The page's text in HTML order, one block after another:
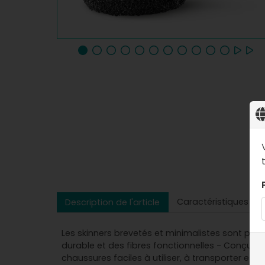
Description de l'article Caractéristiques
Les skinners brevetés et minimalistes sont
durable et des fibres fonctionnelles - Conçus
chaussures faciles à utiliser, à transporter et